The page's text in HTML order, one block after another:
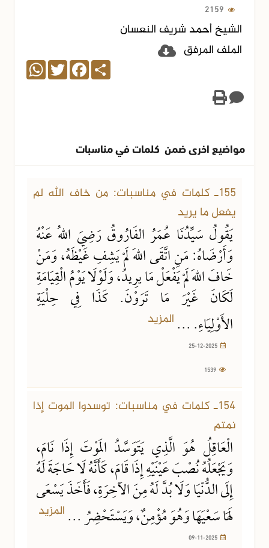
2159
الشيخ أحمد شريف النعسان
الملف المرفق
Share
Facebook
Twitter
WhatsApp
مواضيع اخرى ضمن كلمات في مناسبات
155ـ كلمات في مناسبات: من خاف الله لم
يفعل ما يريد
يَقُولُ سَيِّدُنَا عُمَرُ الفَارُوقُ رَضِيَ اللهُ عَنْهُ
وَأَرْضَاهُ: مَنِ اتَّقَى اللهَ لَمْ يَشِفِ غَيْظَهُ، وَمَنْ
خَافَ اللهَ لَمْ يَفْعَلْ مَا يرِيدُ، وَلَوْلَا يَوْمُ الْقِيَامَةِ
لَكَانَ غَيْرَ مَا تَرَوْنَ. كَذَا فِي حِلْيَةِ
الأَوْلِيَاءِ. ... المزيد
154ـ كلمات في مناسبات: توسدوا الموت إذا
نمتم
الْعَاقِلُ هُوَ الَّذِي يَتَوَسَّدُ المَوْتَ إِذَا نَامَ،
وَيَجْعَلُهُ نُصْبَ عَيْنَيْهِ إِذَا قَامَ، كَأَنَّهُ لَا حَاجَةَ لَهُ
إِلَى الدُّنْيَا وَلَا بُدَّ لَهُ مِنَ الآخِرَةِ، فَأَخَذَ يَسْعَى
لَهَا سَعْيَهَا وَهُوَ مُؤْمِنٌ، وَيَسْتَحْضِرُ ... المزيد